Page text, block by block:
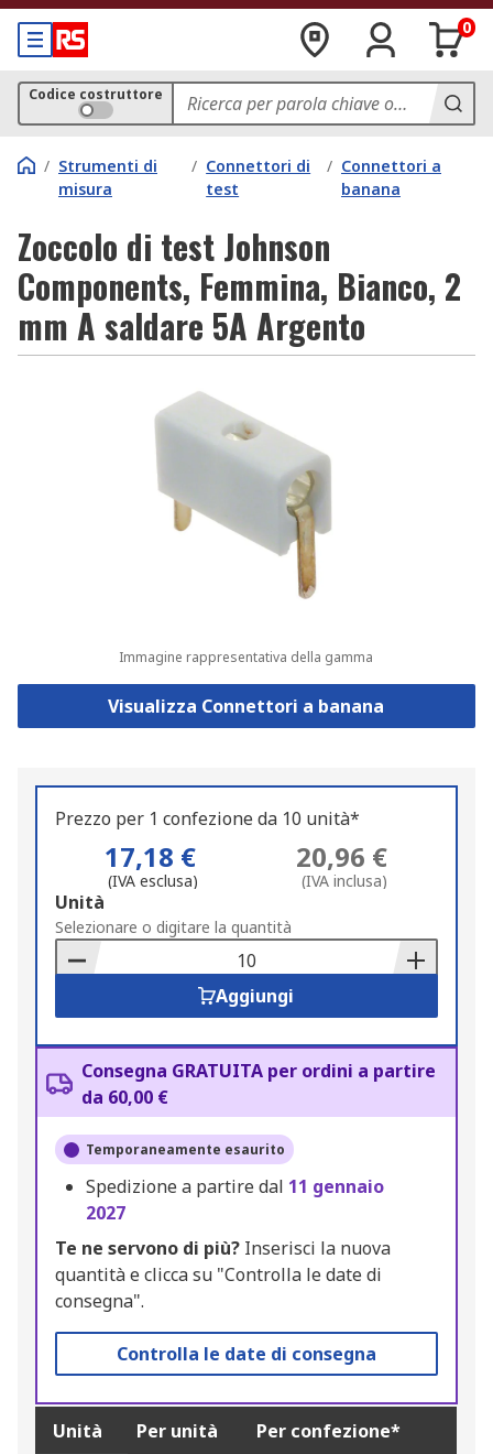
0
Codice costruttore
/ Strumenti di
misura
/ Connettori di
test
/ Connettori a
banana
Zoccolo di test Johnson
Components, Femmina, Bianco, 2
mm A saldare 5A Argento
Immagine rappresentativa della gamma
Visualizza Connettori a banana
Prezzo per 1 confezione da 10 unità*
17,18 €
(IVA esclusa)
20,96 €
(IVA inclusa)
Add
to
Basket
Unità
Selezionare o digitare la quantità
Aggiungi
Consegna GRATUITA per ordini a partire
da 60,00 €
Temporaneamente esaurito
Spedizione a partire dal 11 gennaio
2027
Te ne servono di più? Inserisci la nuova
quantità e clicca su "Controlla le date di
consegna".
Controlla le date di consegna
Unità Per unità Per confezione*